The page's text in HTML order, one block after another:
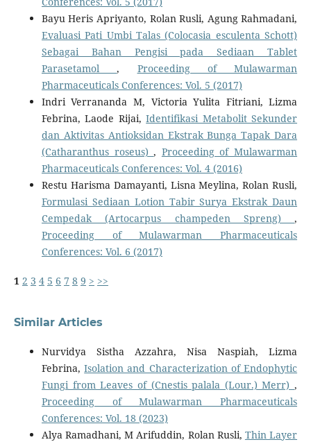
Bayu Heris Apriyanto, Rolan Rusli, Agung Rahmadani,
Evaluasi Pati Umbi Talas (Colocasia esculenta Schott)
Sebagai Bahan Pengisi pada Sediaan Tablet
Parasetamol, Proceeding of Mulawarman
Pharmaceuticals Conferences: Vol. 5 (2017)
Indri Verrananda M, Victoria Yulita Fitriani, Lizma
Febrina, Laode Rijai,Identifikasi Metabolit Sekunder
dan Aktivitas Antioksidan Ekstrak Bunga Tapak Dara
(Catharanthus roseus), Proceeding of Mulawarman
Pharmaceuticals Conferences: Vol. 4 (2016)
Restu Harisma Damayanti, Lisna Meylina, Rolan Rusli,
Formulasi Sediaan Lotion Tabir Surya Ekstrak Daun
Cempedak (Artocarpus champeden Spreng),
Proceeding of Mulawarman Pharmaceuticals
Conferences: Vol. 6 (2017)
1 2 3 4 5 6 7 8 9 > >>
Similar Articles
Nurvidya Sistha Azzahra, Nisa Naspiah, Lizma
Febrina,Isolation and Characterization of Endophytic
Fungi from Leaves of (Cnestis palala (Lour.) Merr),
Proceeding of Mulawarman Pharmaceuticals
Conferences: Vol. 18 (2023)
Alya Ramadhani, M Arifuddin, Rolan Rusli, Thin Layer